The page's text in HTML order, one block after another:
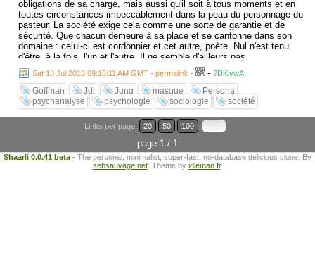
obligations de sa charge, mais aussi qu'il soit à tous moments et en
toutes circonstances impeccablement dans la peau du personnage du
pasteur. La société exige cela comme une sorte de garantie et de
sécurité. Que chacun demeure à sa place et se cantonne dans son
domaine : celui-ci est cordonnier et cet autre, poète. Nul n'est tenu
d'être, à la fois, l'un et l'autre. Il ne semble d'ailleurs pas
recommandable d'être les deux à la fois, car on devient vite suspect,
cela a quelque chose d'inquiétant. Car un tel homme ne répond plus à
la norme habituelle, il "diffère" des autres et excite la défiance. Dans le
monde universitaire on le qualifiera de "dilettante", dans le monde
politique "d'homme aux réactions imprévisibles" ; du point vue religieux
et pour les dévots, ce serait un "esprit libre" ; bref, face à la société
convaincue que seul le cordonnier qui n'est point poète fait des
chaussures selon les règles de l'art, il serait un individu peu sérieux,
un fumiste, suspect d'insuffisance et d'impréparation. Ainsi, il est
important, dans la pratique, qu'une personnalité se montre sous une
seule étiquette ; car la société, qui ne connaît que l'homme moyen,
Sat 13 Jul 2013 09:15:11 AM GMT - permalink - - ?DKiywA
Goffman Jdr Jung masque
Persona
psychanalyse
psychologie sociologie société
Links per page: 20 50 100
page 1 / 1
Shaarli 0.0.41 beta - The personal, minimalist, super-fast, no-database delicious clone. By
sebsauvage.net. Theme by idleman.fr.